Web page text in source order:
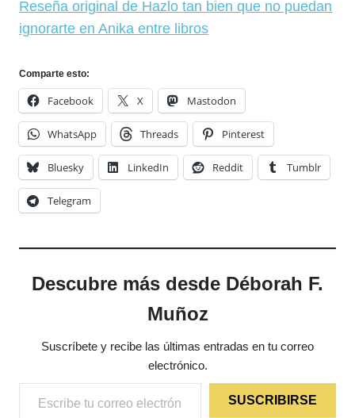
Reseña original de Hazlo tan bien que no puedan
ignorarte en Anika entre libros
Comparte esto:
Facebook X Mastodon
WhatsApp Threads Pinterest
Bluesky LinkedIn Reddit Tumblr
Telegram
Descubre más desde Déborah F.
Muñoz
Suscríbete y recibe las últimas entradas en tu correo
electrónico.
Escribe tu correo electrónico…
SUSCRIBIRSE